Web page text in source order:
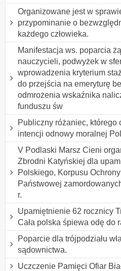
Organizowane jest w
przypominanie o
każdego człowieka.
Manifestacja ws. poparcia
nauczycieli, podwyżek w
wprowadzenia kryterium
do przejścia na emeryturę
odmrożenia wskaźnika
funduszu św
Publiczny różaniec, którego
intencji odnowy moralnej
V Podlaski Marsz Cieni
Zbrodni Katyńskiej dla
Polskiego, Korpusu
Państwowej
r.
Upamiętnienie 62 rocznicy
Cała polska śpiewa odę do
Poparcie dla trójpodziału
sądownictwa.
Uczczenie Pamięci Ofiar